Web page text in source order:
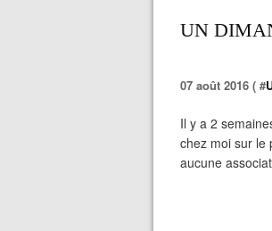
UN
07 août 2016 ( #
Il y a 2
chez moi sur le
aucune